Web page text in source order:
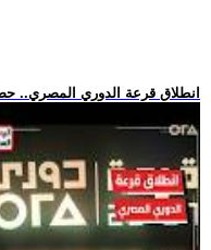
.. انطلاق قرعة الدوري المصري..